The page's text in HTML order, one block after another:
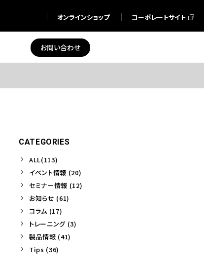
オンラインショップ コーポレートサイト
お問い合わせ
CATEGORIES
ALL(113)
イベント情報 (20)
セミナー情報 (12)
お知らせ (61)
コラム (17)
トレーニング (3)
製品情報 (41)
Tips (36)